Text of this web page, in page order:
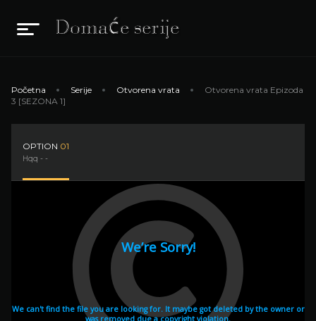
Početna Serije Otvorena vrata
Otvorena vrata Epizoda
3 [SEZONA 1]
OPTION 01
Hqq - -